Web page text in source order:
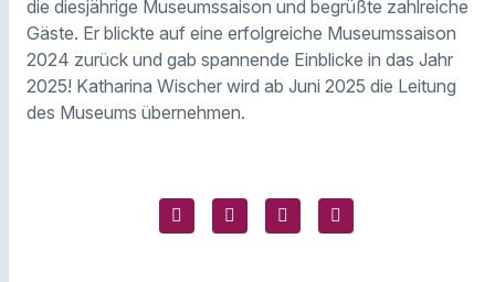
die diesjährige Museumssaison und begrüßte zahlreiche
Gäste. Er blickte auf eine erfolgreiche Museumssaison
2024 zurück und gab spannende Einblicke in das Jahr
2025! Katharina Wischer wird ab Juni 2025 die Leitung
des Museums übernehmen.